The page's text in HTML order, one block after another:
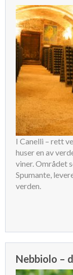
I Canelli – rett
huser en av
viner. Området
Spumante,
verden.
Nebbiolo –